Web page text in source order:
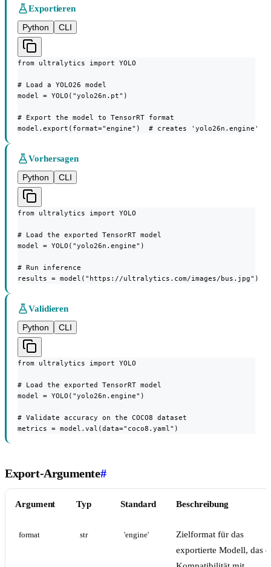
Exportieren
Python
CLI
from ultralytics import YOLO
# Load a YOLO26 model
model = YOLO("yolo26n.pt")
# Export the model to TensorRT format
model.export(format="engine")  # creates 'yolo26n.engine'
Vorhersagen
Python
CLI
from ultralytics import YOLO
# Load the exported TensorRT model
model = YOLO("yolo26n.engine")
# Run inference
results = model("https://ultralytics.com/images/bus.jpg")
Validieren
Python
CLI
from ultralytics import YOLO
# Load the exported TensorRT model
model = YOLO("yolo26n.engine")
# Validate accuracy on the COCO8 dataset
metrics = model.val(data="coco8.yaml")
Export-Argumente#
Argument Typ Standard Beschreibung
format str 'engine'
Zielformat für das
exportierte Modell, das